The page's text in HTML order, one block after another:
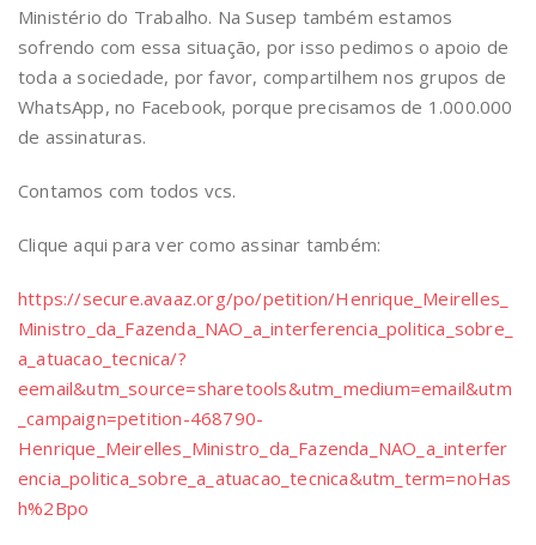
Ministério do Trabalho. Na Susep também estamos
sofrendo com essa situação, por isso pedimos o apoio de
toda a sociedade, por favor, compartilhem nos grupos de
WhatsApp, no Facebook, porque precisamos de 1.000.000
de assinaturas.
Contamos com todos vcs.
Clique aqui para ver como assinar também:
https://secure.avaaz.org/po/petition/Henrique_Meirelles_
Ministro_da_Fazenda_NAO_a_interferencia_politica_sobre_
a_atuacao_tecnica/?
eemail&utm_source=sharetools&utm_medium=email&utm
_campaign=petition-468790-
Henrique_Meirelles_Ministro_da_Fazenda_NAO_a_interfer
encia_politica_sobre_a_atuacao_tecnica&utm_term=noHas
h%2Bpo